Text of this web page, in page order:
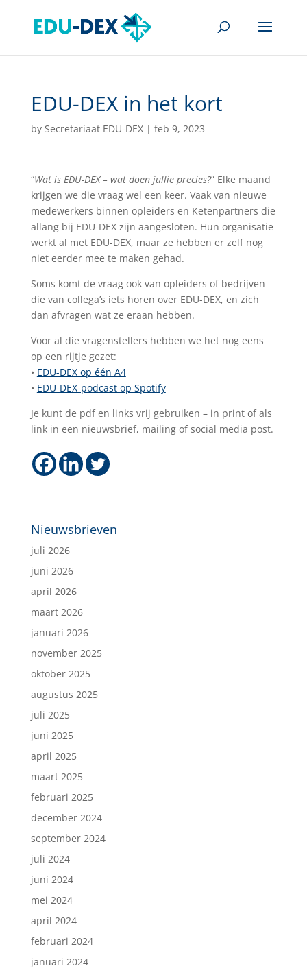
EDU-DEX in het kort
by Secretariaat EDU-DEX| feb 9, 2023
“Wat is EDU-DEX – wat doen jullie precies?” Elke maand
krijgen we die vraag wel een keer. Vaak van nieuwe
medewerkers binnen opleiders en Ketenpartners die
allang bij EDU-DEX zijn aangesloten. Hun organisatie
werkt al met EDU-DEX, maar ze hebben er zelf nog
niet eerder mee te maken gehad.
Soms komt de vraag ook van opleiders of bedrijven
die van collega’s iets horen over EDU-DEX, en zich
dan afvragen wat ze eraan hebben.
Voor al die vragenstellers hebben we het nog eens
op een rijtje gezet:
• EDU-DEX op één A4
• EDU-DEX-podcast op Spotify
Je kunt de pdf en links vrij gebruiken – in print of als
link in een nieuwsbrief, mailing of social media post.
Nieuwsbrieven
juli 2026
juni 2026
april 2026
maart 2026
januari 2026
november 2025
oktober 2025
augustus 2025
juli 2025
juni 2025
april 2025
maart 2025
februari 2025
december 2024
september 2024
juli 2024
juni 2024
mei 2024
april 2024
februari 2024
januari 2024